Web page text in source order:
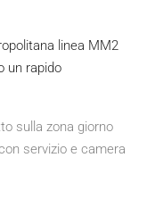
linea MM2
un rapido
sulla zona giorno
servizio e camera